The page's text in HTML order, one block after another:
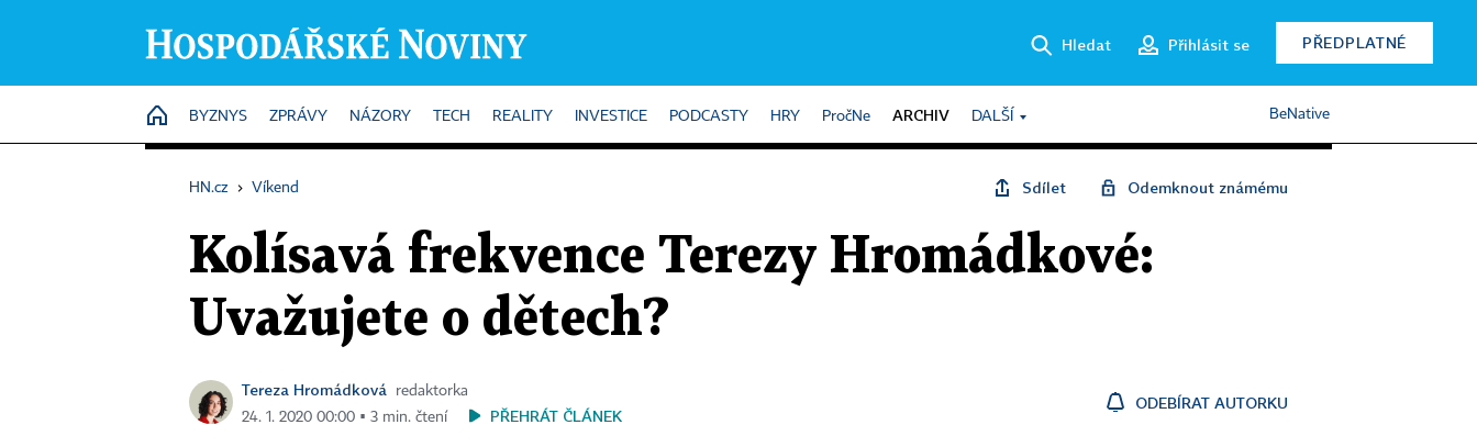
Hledat Přihlásit se PŘEDPLATNÉ
HOME
BYZNYS ZPRÁVY NÁZORY TECH REALITY INVESTICE PODCASTY HRY PročNe ARCHIV DALŠÍ BeNative
HN.cz › Víkend Sdílet Odemknout známému
Kolísavá frekvence Terezy Hromádkové:
Uvažujete o dětech?
Tereza Hromádková
redaktorka
24. 1. 2020 00:00 ▪ 3 min. čtení
PŘEHRÁT ČLÁNEK
ODEBÍRAT AUTORKU